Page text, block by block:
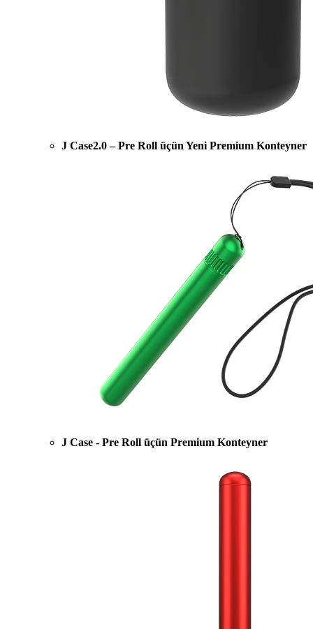
J Case2.0 – Pre Roll üçün Yeni Premium Konteyner
J Case - Pre Roll üçün Premium Konteyner